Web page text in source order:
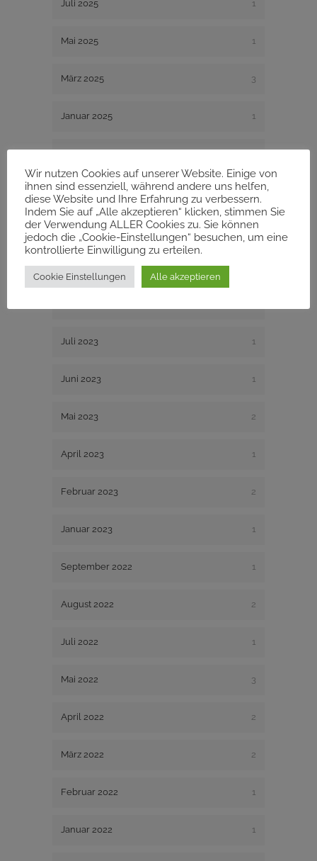
Juli 2025 1
Mai 2025 1
März 2025 3
Januar 2025 1
August 2024 1
Dezember 2023 1
November 2023
Juli 2023 1
Juni 2023 1
Mai 2023 2
April 2023 1
Februar 2023 2
Januar 2023 1
September 2022 1
August 2022 2
Juli 2022 1
Mai 2022 3
April 2022 2
März 2022 2
Februar 2022 1
Januar 2022 1
Wir nutzen Cookies auf unserer Website. Einige von
ihnen sind essenziell, während andere uns helfen,
diese Website und Ihre Erfahrung zu verbessern.
Indem Sie auf „Alle akzeptieren“ klicken, stimmen Sie
der Verwendung ALLER Cookies zu. Sie können
jedoch die „Cookie-Einstellungen“ besuchen, um eine
kontrollierte Einwilligung zu erteilen.
Cookie Einstellungen Alle akzeptieren